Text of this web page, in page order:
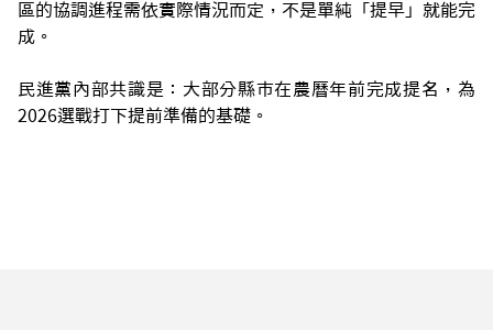
區的協調進程需依實際情況而定，不是單純「提早」就能完
成。
民進黨內部共識是：大部分縣市在農曆年前完成提名，為
2026選戰打下提前準備的基礎。